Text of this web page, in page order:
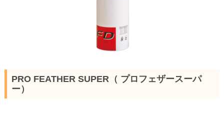
PRO FEATHER SUPER（ プロフェザースーパ
ー）